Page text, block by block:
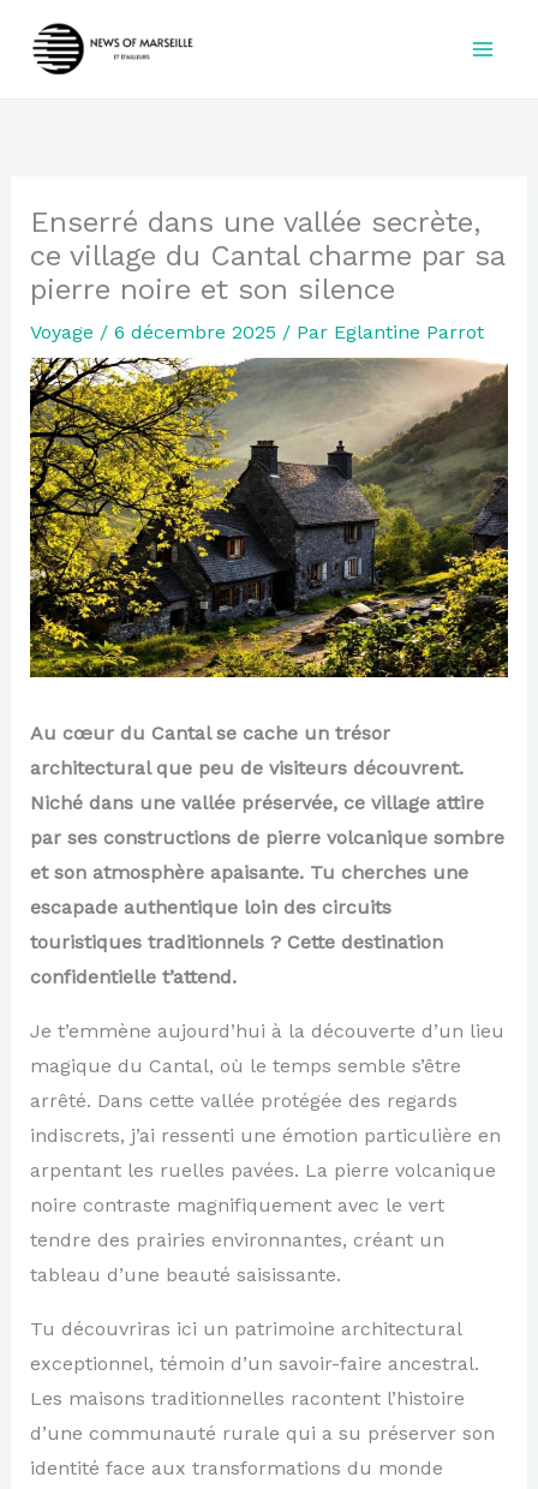
Enserré dans une vallée secrète,
ce village du Cantal charme par sa
pierre noire et son silence
Voyage / 6 décembre 2025 / Par Eglantine Parrot
Au cœur du Cantal se cache un trésor
architectural que peu de visiteurs découvrent.
Niché dans une vallée préservée, ce village attire
par ses constructions de pierre volcanique sombre
et son atmosphère apaisante. Tu cherches une
escapade authentique loin des circuits
touristiques traditionnels ? Cette destination
confidentielle t’attend.
Je t’emmène aujourd’hui à la découverte d’un lieu
magique du Cantal, où le temps semble s’être
arrêté. Dans cette vallée protégée des regards
indiscrets, j’ai ressenti une émotion particulière en
arpentant les ruelles pavées. La pierre volcanique
noire contraste magnifiquement avec le vert
tendre des prairies environnantes, créant un
tableau d’une beauté saisissante.
Tu découvriras ici un patrimoine architectural
exceptionnel, témoin d’un savoir-faire ancestral.
Les maisons traditionnelles racontent l’histoire
d’une communauté rurale qui a su préserver son
identité face aux transformations du monde